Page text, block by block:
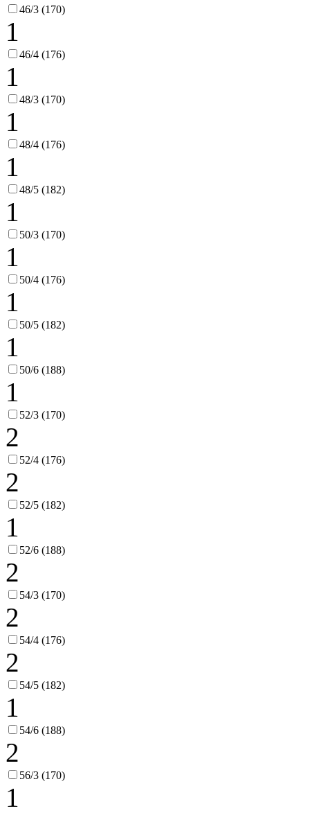
46/3 (170)
1
46/4 (176)
1
48/3 (170)
1
48/4 (176)
1
48/5 (182)
1
50/3 (170)
1
50/4 (176)
1
50/5 (182)
1
50/6 (188)
1
52/3 (170)
2
52/4 (176)
2
52/5 (182)
1
52/6 (188)
2
54/3 (170)
2
54/4 (176)
2
54/5 (182)
1
54/6 (188)
2
56/3 (170)
1